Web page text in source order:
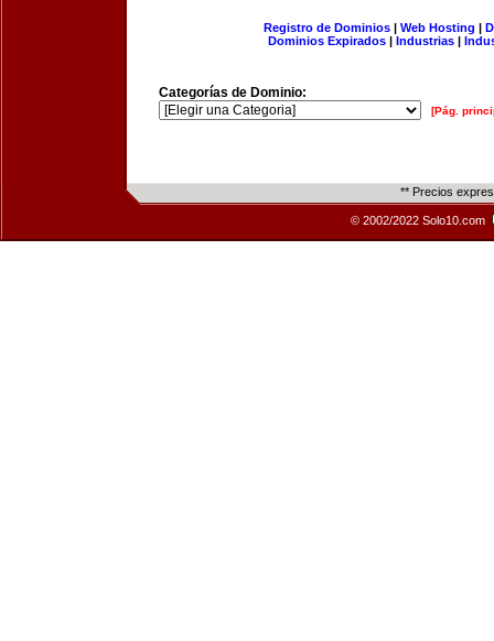
Registro de Dominios| Web Hosting |
Dominios Expirados | Industrias |
Categorías de Dominio:
[Pág.
** Precios
© 2002/2022 Solo10.com